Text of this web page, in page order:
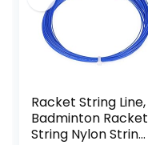
Racket String Line,
Badminton Racket
String Nylon String